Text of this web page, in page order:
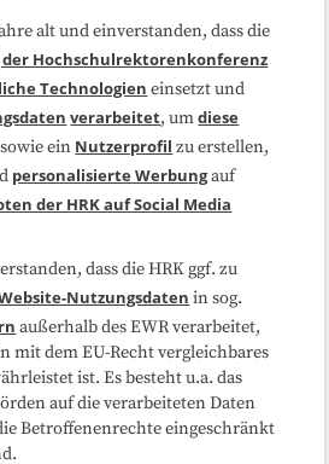
FAQ
Kooperationen
Impressum
alt und einverstanden, dass die
Hochschulrektorenkonferenz
Technologien einsetzt und
verarbeitet, umdiese
sowie ein Nutzerprofil zu erstellen,
personalisierte Werbungauf
der HRK auf Social Media
dass die HRK ggf. zu
Nutzungsdaten in sog.
außerhalb des EWR verarbeitet,
mit dem EU-Recht vergleichbares
ist. Es besteht u.a. das
auf die verarbeiteten Daten
Betroffenenrechte eingeschränkt